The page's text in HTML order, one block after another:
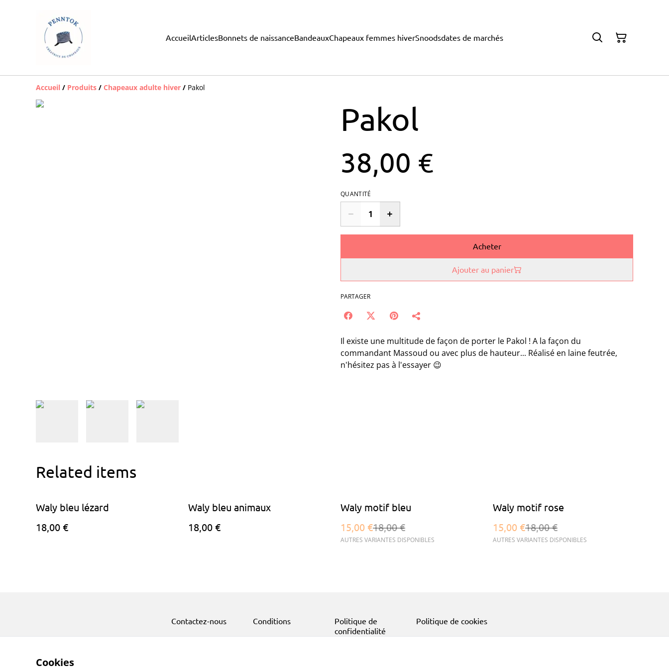
AccueilArticlesBonnets de naissanceBandeauxChapeaux femmes hiverSnoodsdates de marchés
Accueil / Produits / Chapeaux adulte hiver / Pakol
Pakol
38,00 €
QUANTITÉ
Acheter
Ajouter au panier
PARTAGER
Il existe une multitude de façon de porter le Pakol ! A la façon du
commandant Massoud ou avec plus de hauteur... Réalisé en laine feutrée,
n'hésitez pas à l'essayer 😉
Related items
Waly bleu lézard
18,00 €
Waly bleu animaux
18,00 €
%
Waly motif bleu
15,00 €18,00 €
AUTRES VARIANTES DISPONIBLES
%
Waly motif rose
15,00 €18,00 €
AUTRES VARIANTES DISPONIBLES
Contactez-nous Conditions
Politique de
confidentialité
Politique de cookies
Cookies